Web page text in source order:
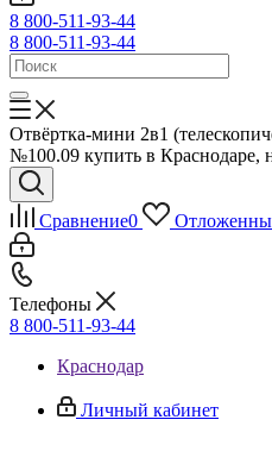
8 800-511-93-44
8 800-511-93-44
Отвёртка-мини 2в1
№100.09 купить в Краснодаре,
Сравнение0
Телефоны
8 800-511-93-44
Краснодар
Личный кабинет